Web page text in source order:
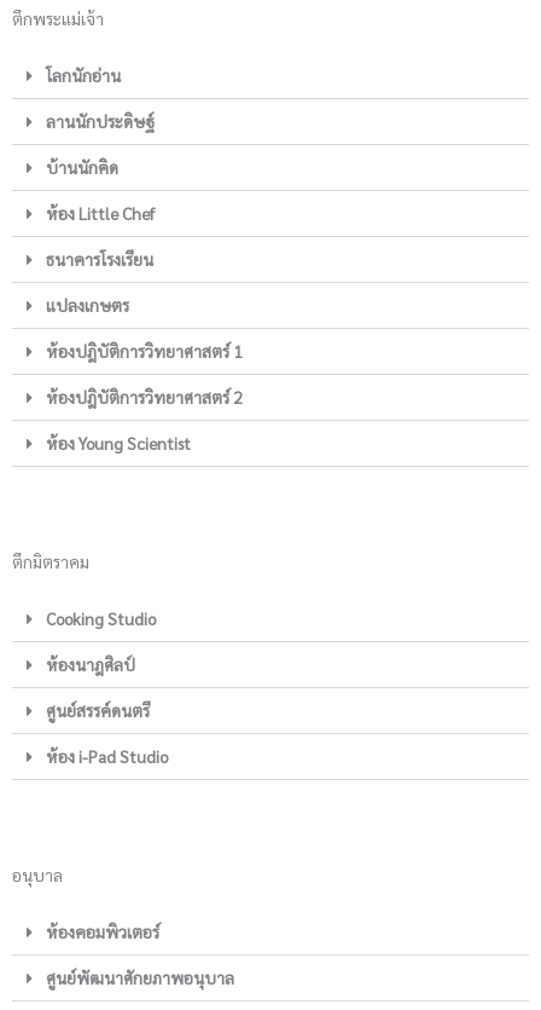
ตึกพระแม่เจ้า
โลกนักอ่าน
ลานนักประดิษฐ์
บ้านนักคิด
ห้อง Little Chef
ธนาคารโรงเรียน
แปลงเกษตร
ห้องปฎิบัติการวิทยาศาสตร์ 1
ห้องปฎิบัติการวิทยาศาสตร์ 2
ห้อง Young Scientist
ตึกมิตราคม
Cooking Studio
ห้องนาฎศิลป์
ศูนย์สรรค์ดนตรี
ห้อง i-Pad Studio
อนุบาล
ห้องคอมพิวเตอร์
ศูนย์พัฒนาศักยภาพอนุบาล